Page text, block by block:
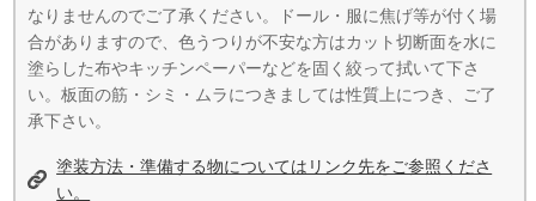
なりませんのでご了承ください。ドール・服に焦げ等が付く場
合がありますので、色うつりが不安な方はカット切断面を水に
塗らした布やキッチンペーパーなどを固く絞って拭いて下さ
い。板面の筋・シミ・ムラにつきましては性質上につき、ご了
承下さい。
塗装方法・準備する物についてはリンク先をご参照くださ
い。